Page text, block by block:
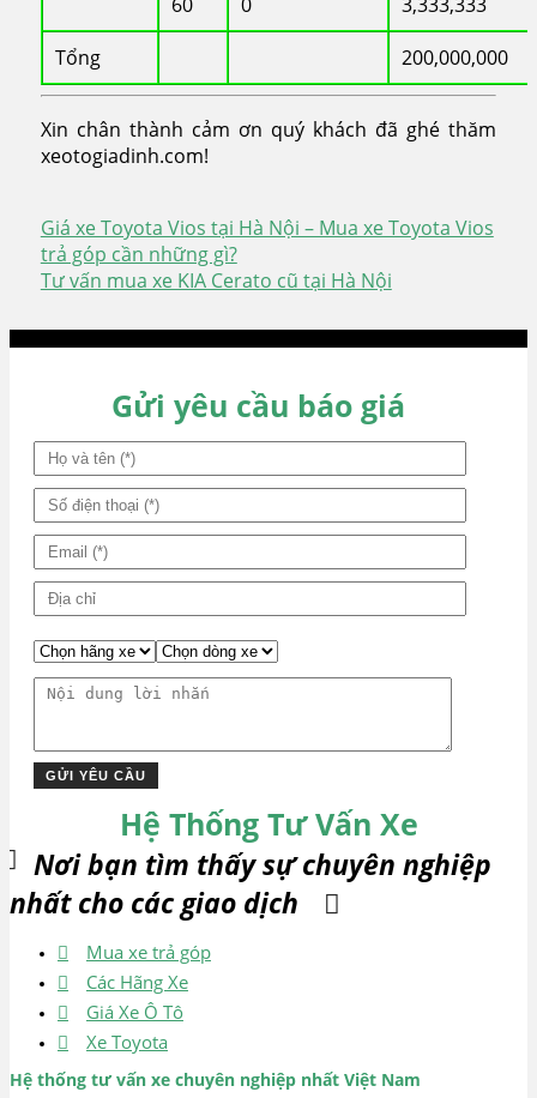
Tổng
200,000,000
Xin chân thành cảm ơn quý khách đã ghé thăm
xeotogiadinh.com!
Điều
hướng
bài
Giá xe Toyota Vios tại Hà Nội – Mua xe Toyota Vios
trả góp cần những gì?
Tư vấn mua xe KIA Cerato cũ tại Hà Nội
Gửi yêu cầu báo giá
Hệ Thống Tư Vấn Xe
Nơi bạn tìm thấy sự chuyên nghiệp
nhất cho các giao dịch
Mua xe trả góp
Các Hãng Xe
Giá Xe Ô Tô
Xe Toyota
Hệ thống tư vấn xe chuyên nghiệp nhất Việt Nam